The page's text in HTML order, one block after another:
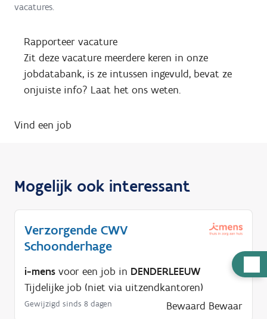
u
p
vacatures.
Rapporteer vacature
Zit deze vacature meerdere keren in onze
jobdatabank, is ze intussen ingevuld, bevat ze
onjuiste info? Laat het ons weten.
Vind een job
Mogelijk ook interessant
Verzorgende CWV
Schoonderhage
i-mens voor een job in DENDERLEEUW
Tijdelijke job (niet via uitzendkantoren)
Gewijzigd sinds 8 dagen Bewaard Bewaar